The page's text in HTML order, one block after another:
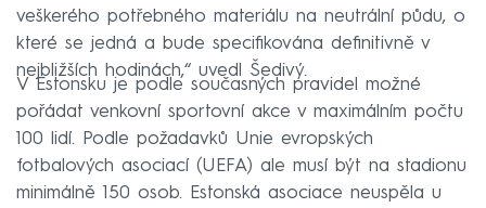
veškerého potřebného materiálu na neutrální půdu, o
které se jedná a bude specifikována definitivně v
nejbližších hodinách,“ uvedl Šedivý.
V Estonsku je podle současných pravidel možné
pořádat venkovní sportovní akce v maximálním počtu
100 lidí. Podle požadavků Unie evropských
fotbalových asociací (UEFA) ale musí být na stadionu
minimálně 150 osob. Estonská asociace neuspěla u